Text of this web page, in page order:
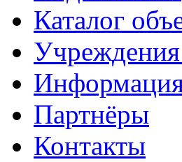
Каталог
Партнёры
Контакты